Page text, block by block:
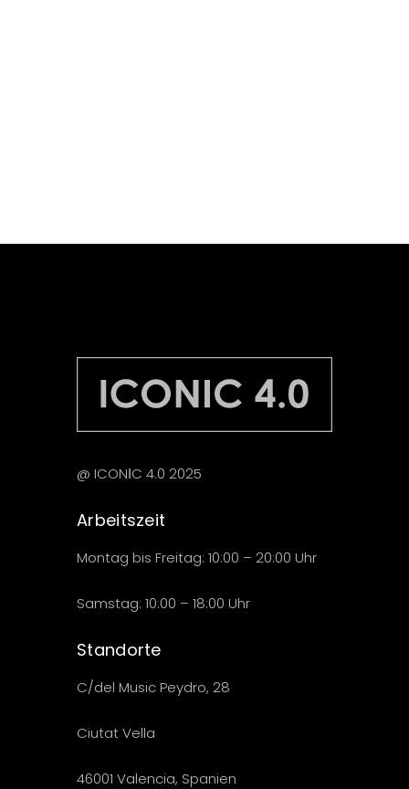
@ ICONІC 4.0 2025
Arbeitszeit
Montag bis Freitag: 10:00 – 20:00 Uhr
Samstag: 10:00 – 18:00 Uhr
Standorte
C/del Music Peydro, 28
Ciutat Vella
46001 Valencia, Spanien